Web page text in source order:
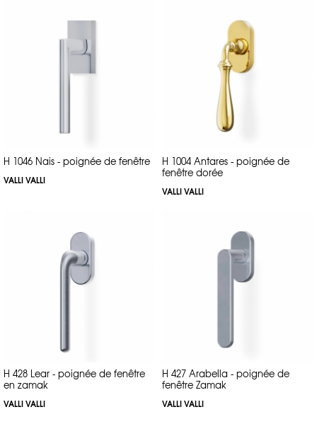
H 1046 Nais - poignée de fenêtre
VALLI VALLI
H 1004 Antares - poignée de
fenêtre dorée
VALLI VALLI
H 428 Lear - poignée de fenêtre
en zamak
VALLI VALLI
H 427 Arabella - poignée de
fenêtre Zamak
VALLI VALLI